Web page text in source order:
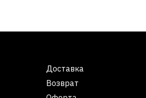
Доставка
Возврат